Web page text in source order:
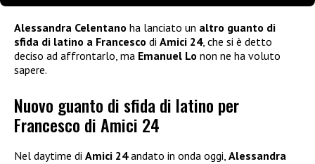
Alessandra Celentano ha lanciato un altro guanto di
sfida di latino a Francesco di Amici 24, che si è detto
deciso ad affrontarlo, ma Emanuel Lo non ne ha voluto
sapere.
Nuovo guanto di sfida di latino per
Francesco di Amici 24
Nel daytime di Amici 24andato in onda oggi, Alessandra